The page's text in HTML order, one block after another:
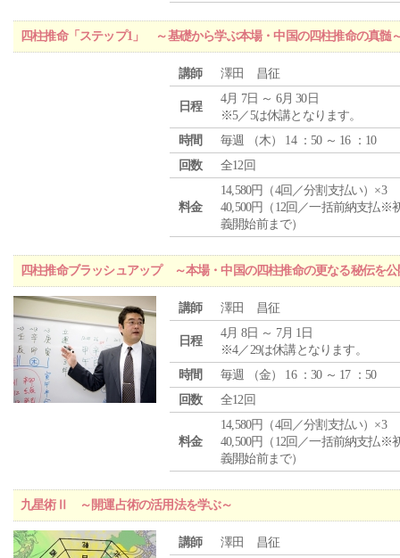
四柱推命「ステップ1」 ～基礎から学ぶ本場・中国の四柱推命の真髄
講師 澤田 昌征
日程
4月 7日 ～ 6月 30日
※5／5は休講となります。
時間
毎週 （木） 14 ：50 ～ 16 ：10
回数
全12回
料金
14,580円（4回／分割支払い）×3
40,500円（12回／一括前納支払※
義開始前まで）
四柱推命ブラッシュアップ ～本場・中国の四柱推命の更なる秘伝を
講師 澤田 昌征
日程
4月 8日 ～ 7月 1日
※4／29は休講となります。
時間
毎週 （金） 16 ：30 ～ 17 ：50
回数
全12回
料金
14,580円（4回／分割支払い）×3
40,500円（12回／一括前納支払※
義開始前まで）
九星術Ⅱ ～開運占術の活用法を学ぶ～
講師 澤田 昌征